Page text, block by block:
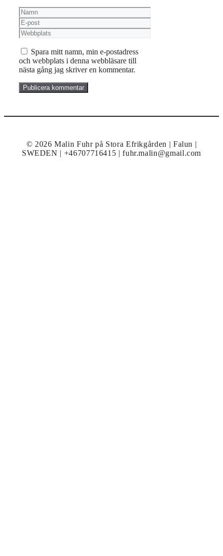
Namn
E-
post
Webbplats
Spara mitt namn, min e-postadress
och webbplats i denna webbläsare till
nästa gång jag skriver en kommentar.
© 2026 Malin Fuhr på Stora Efrikgården | Falun |
SWEDEN | +46707716415 | fuhr.malin@gmail.com